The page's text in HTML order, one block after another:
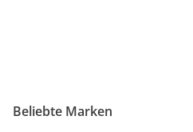
Beliebte Marken